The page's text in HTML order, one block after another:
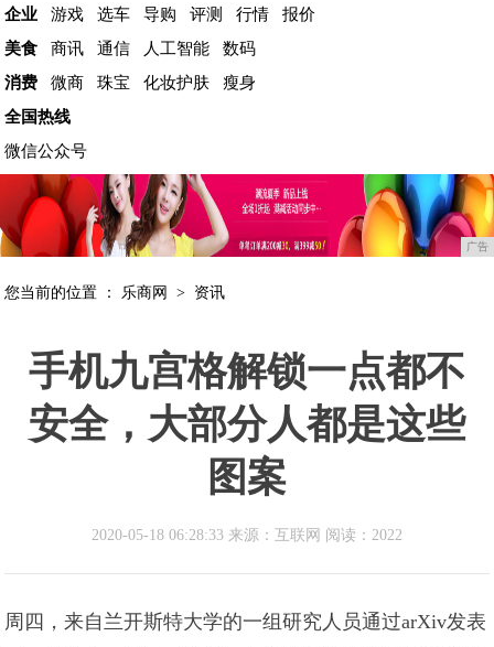
企业
游戏 选车 导购 评测 行情
报价
美食
商讯 通信 人工智能
数码
消费
微商 珠宝 化妆护肤
瘦身
全国热线
微信公众号
广告
您当前的位置 ： 乐商网 > 资讯
手机九宫格解锁一点都不
安全，大部分人都是这些
图案
2020-05-18 06:28:33 来源：互联网 阅读：2022
周四，来自兰开斯特大学的一组研究人员通过arXiv发表